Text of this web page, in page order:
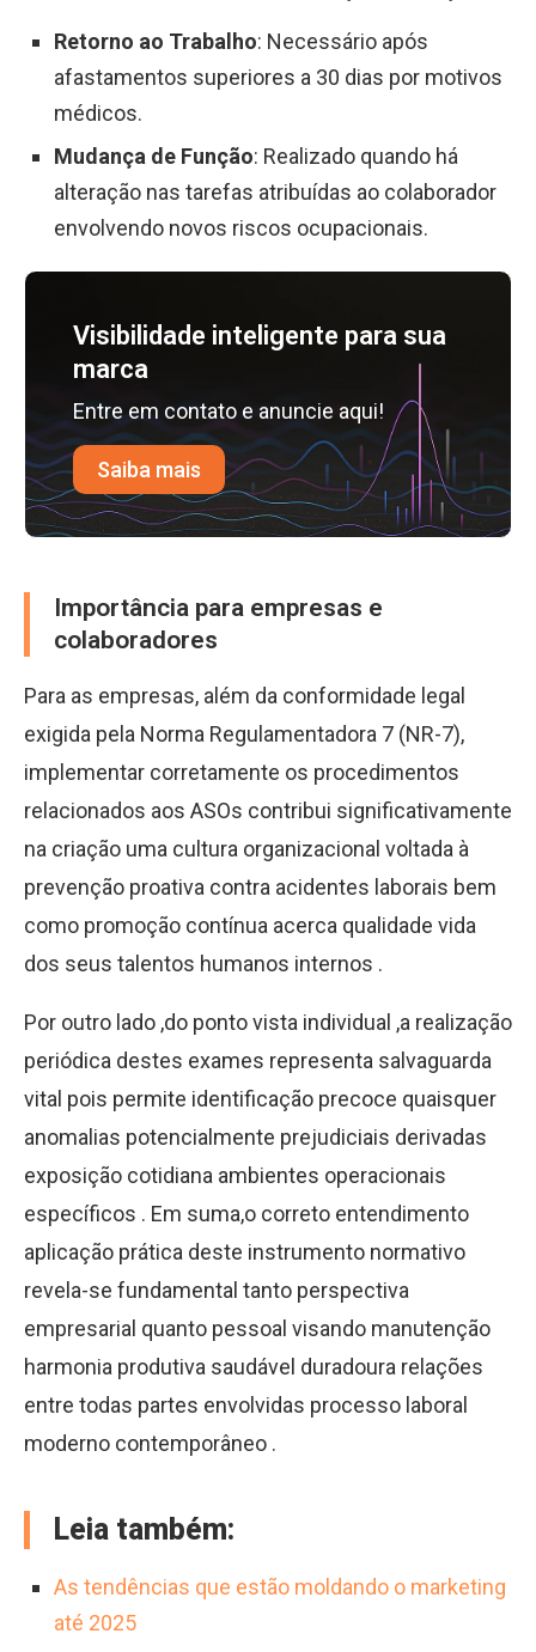
Retorno ao Trabalho: Necessário após
afastamentos superiores a 30 dias por motivos
médicos.
Mudança de Função: Realizado quando há
alteração nas tarefas atribuídas ao colaborador
envolvendo novos riscos ocupacionais.
Visibilidade inteligente para sua
marca
Entre em contato e anuncie aqui!
Saiba mais
Importância para empresas e
colaboradores
Para as empresas, além da conformidade legal
exigida pela Norma Regulamentadora 7 (NR-7),
implementar corretamente os procedimentos
relacionados aos ASOs contribui significativamente
na criação uma cultura organizacional voltada à
prevenção proativa contra acidentes laborais bem
como promoção contínua acerca qualidade vida
dos seus talentos humanos internos .
Por outro lado ,do ponto vista individual ,a realização
periódica destes exames representa salvaguarda
vital pois permite identificação precoce quaisquer
anomalias potencialmente prejudiciais derivadas
exposição cotidiana ambientes operacionais
específicos . Em suma,o correto entendimento
aplicação prática deste instrumento normativo
revela-se fundamental tanto perspectiva
empresarial quanto pessoal visando manutenção
harmonia produtiva saudável duradoura relações
entre todas partes envolvidas processo laboral
moderno contemporâneo .
Leia também:
As tendências que estão moldando o marketing
até 2025